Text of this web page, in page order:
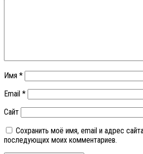
Имя *
Email *
Сайт
Сохранить моё имя, email и адрес
последующих моих комментариев.